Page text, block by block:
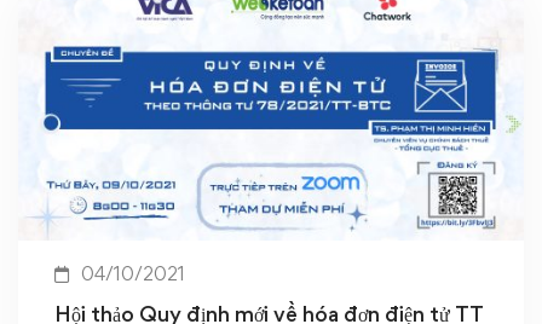
04/10/2021
Hội thảo Quy định mới về hóa đơn điện tử TT